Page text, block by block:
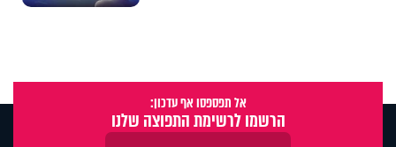
אל תפספסו אף עדכון:
הרשמו לרשימת התפוצה שלנו